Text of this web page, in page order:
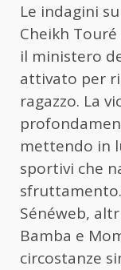
Le indagini
Cheikh
il ministero
attivato per
ragazzo. La
mettendo in
sportivi che
Sénéweb,
Bamba e
circostanze